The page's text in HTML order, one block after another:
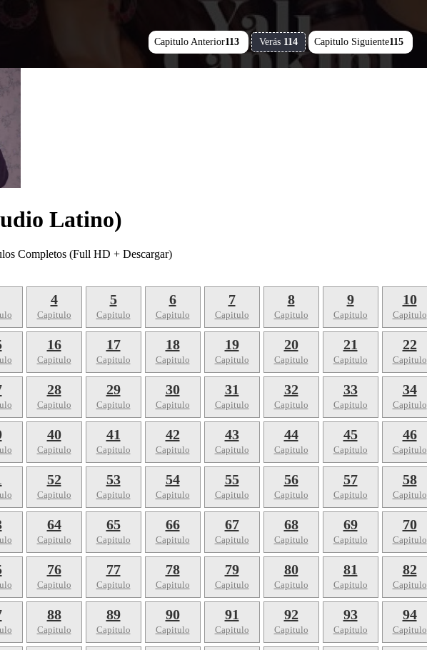
Capitulo Anterior113 Verás 114 Capitulo Siguiente115
Latino)
Completos (Full HD + Descargar)
4
Capitulo
5
Capitulo
6
Capitulo
7
Capitulo
8
Capitulo
9
Capitulo
10
Capitulo
16
Capitulo
17
Capitulo
18
Capitulo
19
Capitulo
20
Capitulo
21
Capitulo
22
Capitulo
28
Capitulo
29
Capitulo
30
Capitulo
31
Capitulo
32
Capitulo
33
Capitulo
34
Capitulo
40
Capitulo
41
Capitulo
42
Capitulo
43
Capitulo
44
Capitulo
45
Capitulo
46
Capitulo
52
Capitulo
53
Capitulo
54
Capitulo
55
Capitulo
56
Capitulo
57
Capitulo
58
Capitulo
64
Capitulo
65
Capitulo
66
Capitulo
67
Capitulo
68
Capitulo
69
Capitulo
70
Capitulo
76
Capitulo
77
Capitulo
78
Capitulo
79
Capitulo
80
Capitulo
81
Capitulo
82
Capitulo
88
Capitulo
89
Capitulo
90
Capitulo
91
Capitulo
92
Capitulo
93
Capitulo
94
Capitulo